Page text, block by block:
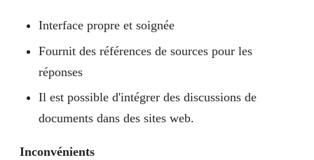
Interface propre et soignée
Fournit des références de sources pour les
réponses
Il est possible d'intégrer des discussions de
documents dans des sites web.
Inconvénients